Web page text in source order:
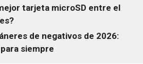
tarjeta microSD entre el
de negativos de 2026:
siempre